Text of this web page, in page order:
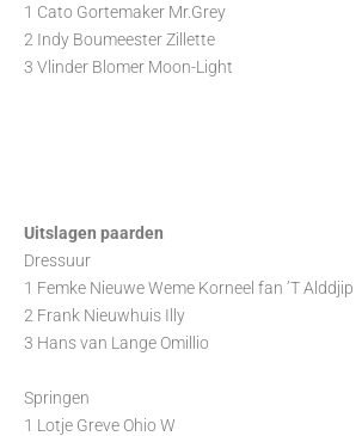
1 Cato Gortemaker Mr.Grey
2 Indy Boumeester Zillette
3 Vlinder Blomer Moon-Light
Uitslagen paarden
Dressuur
1 Femke Nieuwe Weme Korneel fan ’T Alddjip
2 Frank Nieuwhuis Illy
3 Hans van Lange Omillio
Springen
1 Lotje Greve Ohio W